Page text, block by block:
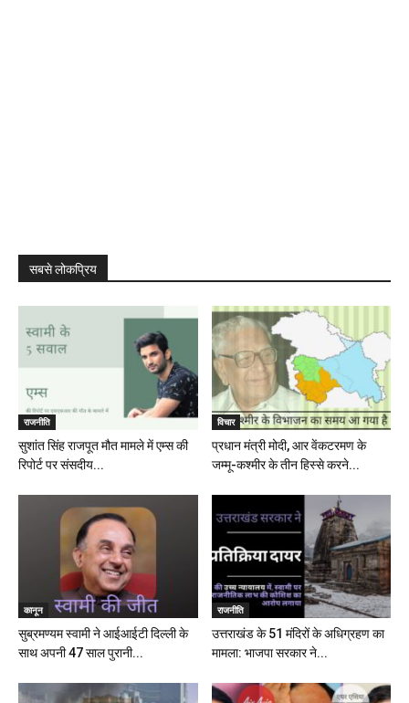
सबसे लोकप्रिय
राजनीति
सुशांत सिंह राजपूत मौत मामले में एम्स की
रिपोर्ट पर संसदीय...
विचार
प्रधान मंत्री मोदी, आर वेंकटरमण के
जम्मू-कश्मीर के तीन हिस्से करने...
कानून
सुब्रमण्यम स्वामी ने आईआईटी दिल्ली के
साथ अपनी 47 साल पुरानी...
राजनीति
उत्तराखंड के 51 मंदिरों के अधिग्रहण का
मामला: भाजपा सरकार ने...